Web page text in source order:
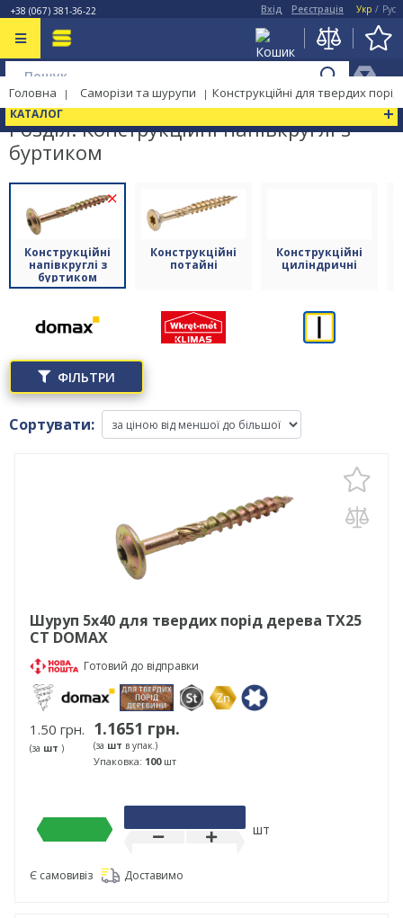
+38 (067) 381-36-22 Вхід Реєстрація Укр / Рус
КАТАЛОГ
Головна Саморізи та шурупи Конструкційні для твердих
Розділ: Конструкційні напівкруглі з
буртиком
Конструкційні
напівкруглі з
буртиком
Конструкційні
потайні
Конструкційні
циліндричні
ФІЛЬТРИ
Сортувати:
Шуруп 5х40 для твердих порід дерева TX25
CT DOMAX
Готовий до відправки
1.50 грн.
(за шт )
1.1651 грн.
(за шт в упак.)
Упаковка: 100шт
шт
Є самовивіз Доставимо